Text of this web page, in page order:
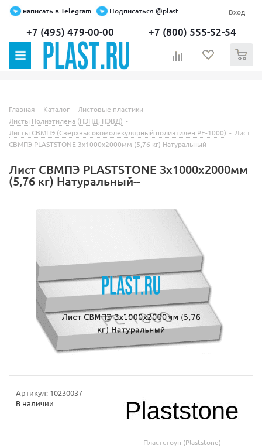
написать в Telegram Подписаться @plast Вход
+7 (495) 479-00-00 +7 (800) 555-52-54
Главная - Каталог - Листовые пластики -
Листы Полиэтилена (ПЭНД, ПЭВД) -
Листы СВМПЭ (Сверхвысокомолекулярный полиэтилен PE-1000) - Лист
СВМПЭ PLASTSTONE 3х1000х2000мм (5,76 кг) Натуральный--
Лист СВМПЭ PLASTSTONE 3х1000х2000мм
(5,76 кг) Натуральный--
Артикул: 10230037
В наличии
Пластстоун (Plaststone)